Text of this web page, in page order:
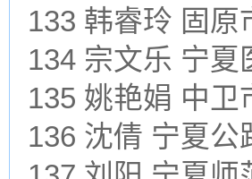
133 韩睿玲 固原
134 宗文乐 宁
135 姚艳娟 中卫
136 沈倩 宁夏